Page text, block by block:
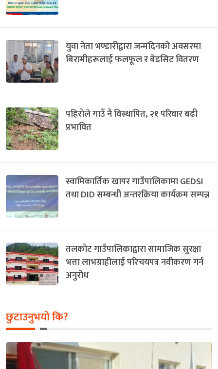
युवा नेता भण्डारीद्वारा जन्मदिनको अवसरमा
बिरामीहरूलाई फलफूल र बेडसिट वितरण
पहिरोले गाउँ नै विस्थापित, २१ परिवार बढी
प्रभावित
स्वामिकार्तिक खापर गाउँपालिकामा GEDSI
तथा DID सम्बन्धी अन्तरक्रिया कार्यक्रम सम्पन्न
तलकोट गाउँपालिकाद्वारा सामाजिक सुरक्षा
भत्ता लाभग्राहीलाई परिचयपत्र नवीकरण गर्न
अनुरोध
छुटाउनुभयो कि?